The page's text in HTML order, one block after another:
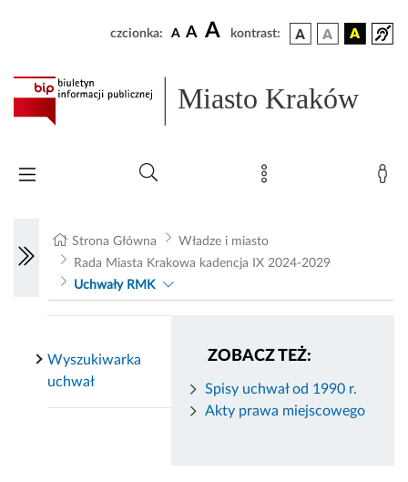
czcionka: A A A kontrast:
Miasto Kraków
Strona Główna
Władze i miasto
Rada Miasta Krakowa kadencja IX 2024-2029
Uchwały RMK
ZOBACZ TEŻ:
Spisy uchwał od 1990 r.
Akty prawa miejscowego
Wyszukiwarka
uchwał